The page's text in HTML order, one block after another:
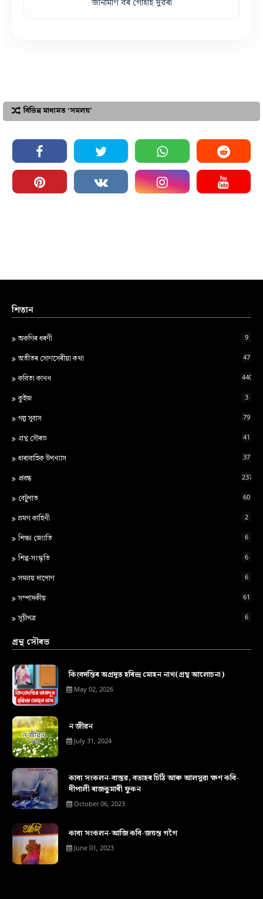
জীনামণি বৰ গোহাঁই দুৱৰা
বিভিন্ন মাধ্যমত ‘সমলয়’
শিতান
অকণিৰ ধৰণী 9
অতীতৰ সোণসেৰীয়া কথা 47
কবিতা কানন 440
কুইজ 3
গল্প সুবাস 79
গ্ৰন্থ স‍ৌৰভ 41
ধাৰাবাহিক উপন্যাস 37
প্ৰবন্ধ 237
বেটুপাত 60
ভ্ৰমণ কাহিনী 2
শ‍িক্ষা জ্য‍োত‍ি 6
শিপ্প-সংস্কৃতি 6
সমলয় দাপোণ 6
সম্পাদকীয় 61
সূচীপত্ৰ 6
গ্ৰন্থ সৌৰভ
কিংবদন্তিৰ অগ্ৰদূত হৰিন্দ্ৰ মোহন নাথ(গ্ৰন্থ আলোচনা)
May 02, 2026
ন জীৱন
July 31, 2024
কাব্য সংকলন-বাস্তৱ, বতাহৰ চিঠি আৰু আলসুৱা ক্ষণ কবি-
দীপালী ৰাজকুমাৰী ফুকন
October 06, 2023
কাব্য সংকলন-আজি কবি-জয়ন্ত গগৈ
June 01, 2023